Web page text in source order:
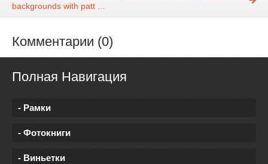
backgrounds with patt ...
Комментарии (0)
Полная Навигация
- Рамки
- Фотокниги
- Виньетки